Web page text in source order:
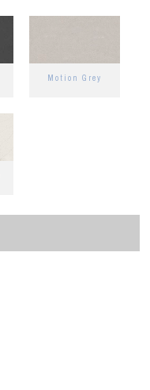
Motion Grey